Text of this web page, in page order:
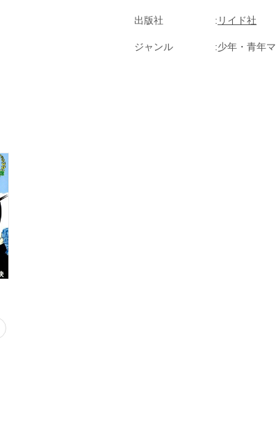
出版社 リイド社
ジャンル 少年・青年